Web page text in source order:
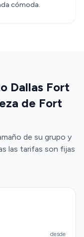
cómoda.
Dallas Fort
de Fort
de su grupo y
las tarifas son fijas
desde